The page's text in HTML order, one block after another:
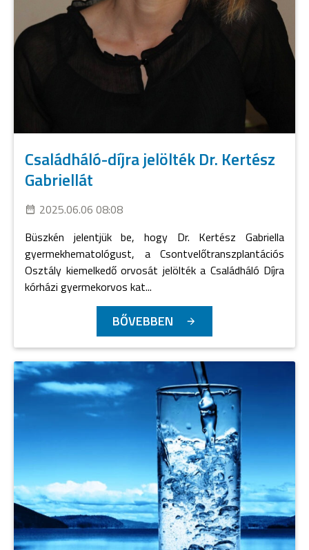
Családháló-díjra jelölték Dr. Kertész
Gabriellát
2025.06.06 08:08
Büszkén jelentjük be, hogy Dr. Kertész Gabriella
gyermekhematológust, a Csontvelőtranszplantációs
Osztály kiemelkedő orvosát jelölték a Családháló Díjra
kórházi gyermekorvos kat...
BŐVEBBEN